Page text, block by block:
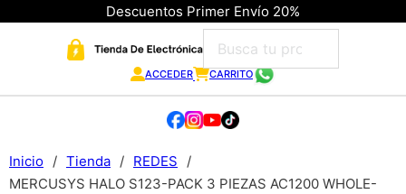
Descuentos Primer Envío 20%
ACCEDER CARRITO
Inicio / Tienda / REDES
/
MERCUSYS HALO S123-PACK 3 PIEZAS AC1200 WHOLE-